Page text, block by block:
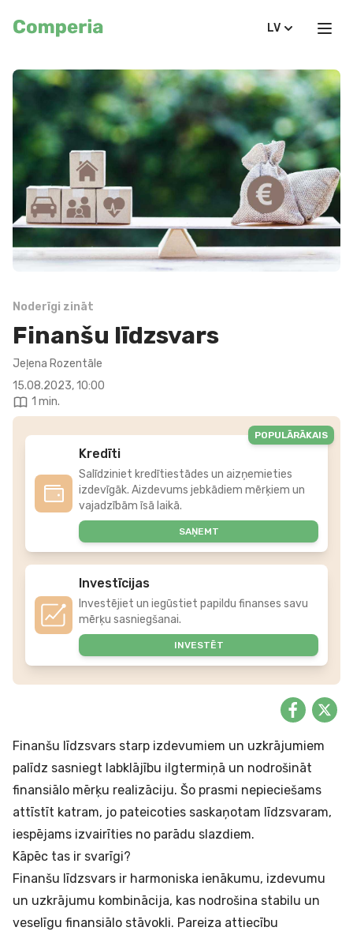
LV
Noderīgi zināt
Finanšu līdzsvars
Jeļena Rozentāle
15.08.2023, 10:00
1 min.
Kredīti
Salīdziniet kredītiestādes un aizņemieties
izdevīgāk. Aizdevums jebkādiem mērķiem un
vajadzībām īsā laikā.
SAŅEMT
POPULĀRĀKAIS
Investīcijas
Investējiet un iegūstiet papildu finanses savu
mērķu sasniegšanai.
INVESTĒT
Finanšu līdzsvars starp izdevumiem un uzkrājumiem
palīdz sasniegt labklājību ilgtermiņā un nodrošināt
finansiālo mērķu realizāciju. Šo prasmi nepieciešams
attīstīt katram, jo pateicoties saskaņotam līdzsvaram,
iespējams izvairīties no parādu slazdiem.
Kāpēc tas ir svarīgi?
Finanšu līdzsvars ir harmoniska ienākumu, izdevumu
un uzkrājumu kombinācija, kas nodrošina stabilu un
veselīgu finansiālo stāvokli. Pareiza attiecību